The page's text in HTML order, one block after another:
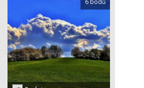
6 bodů